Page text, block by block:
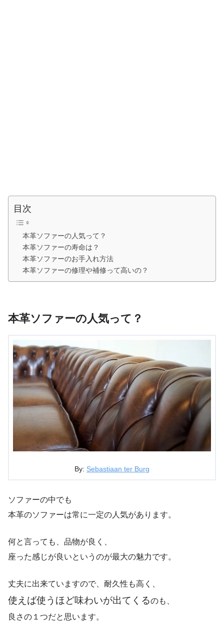
目次
本革ソファーの人気って？
本革ソファーの寿命は？
本革ソファーのお手入れ方法
本革ソファーの修理や補修って高いの？
本革ソファーの人気って？
By: Sebastiaan ter Burg
ソファーの中でも
本革のソファーは常に一定の人気があります。
何と言っても、品物が良く、
座った感じが良いというのが最大の魅力です。
丈夫に出来ていますので、耐久性も高く、
使えば使うほど味わいが出てくるのも、
良さの１つだと思います。